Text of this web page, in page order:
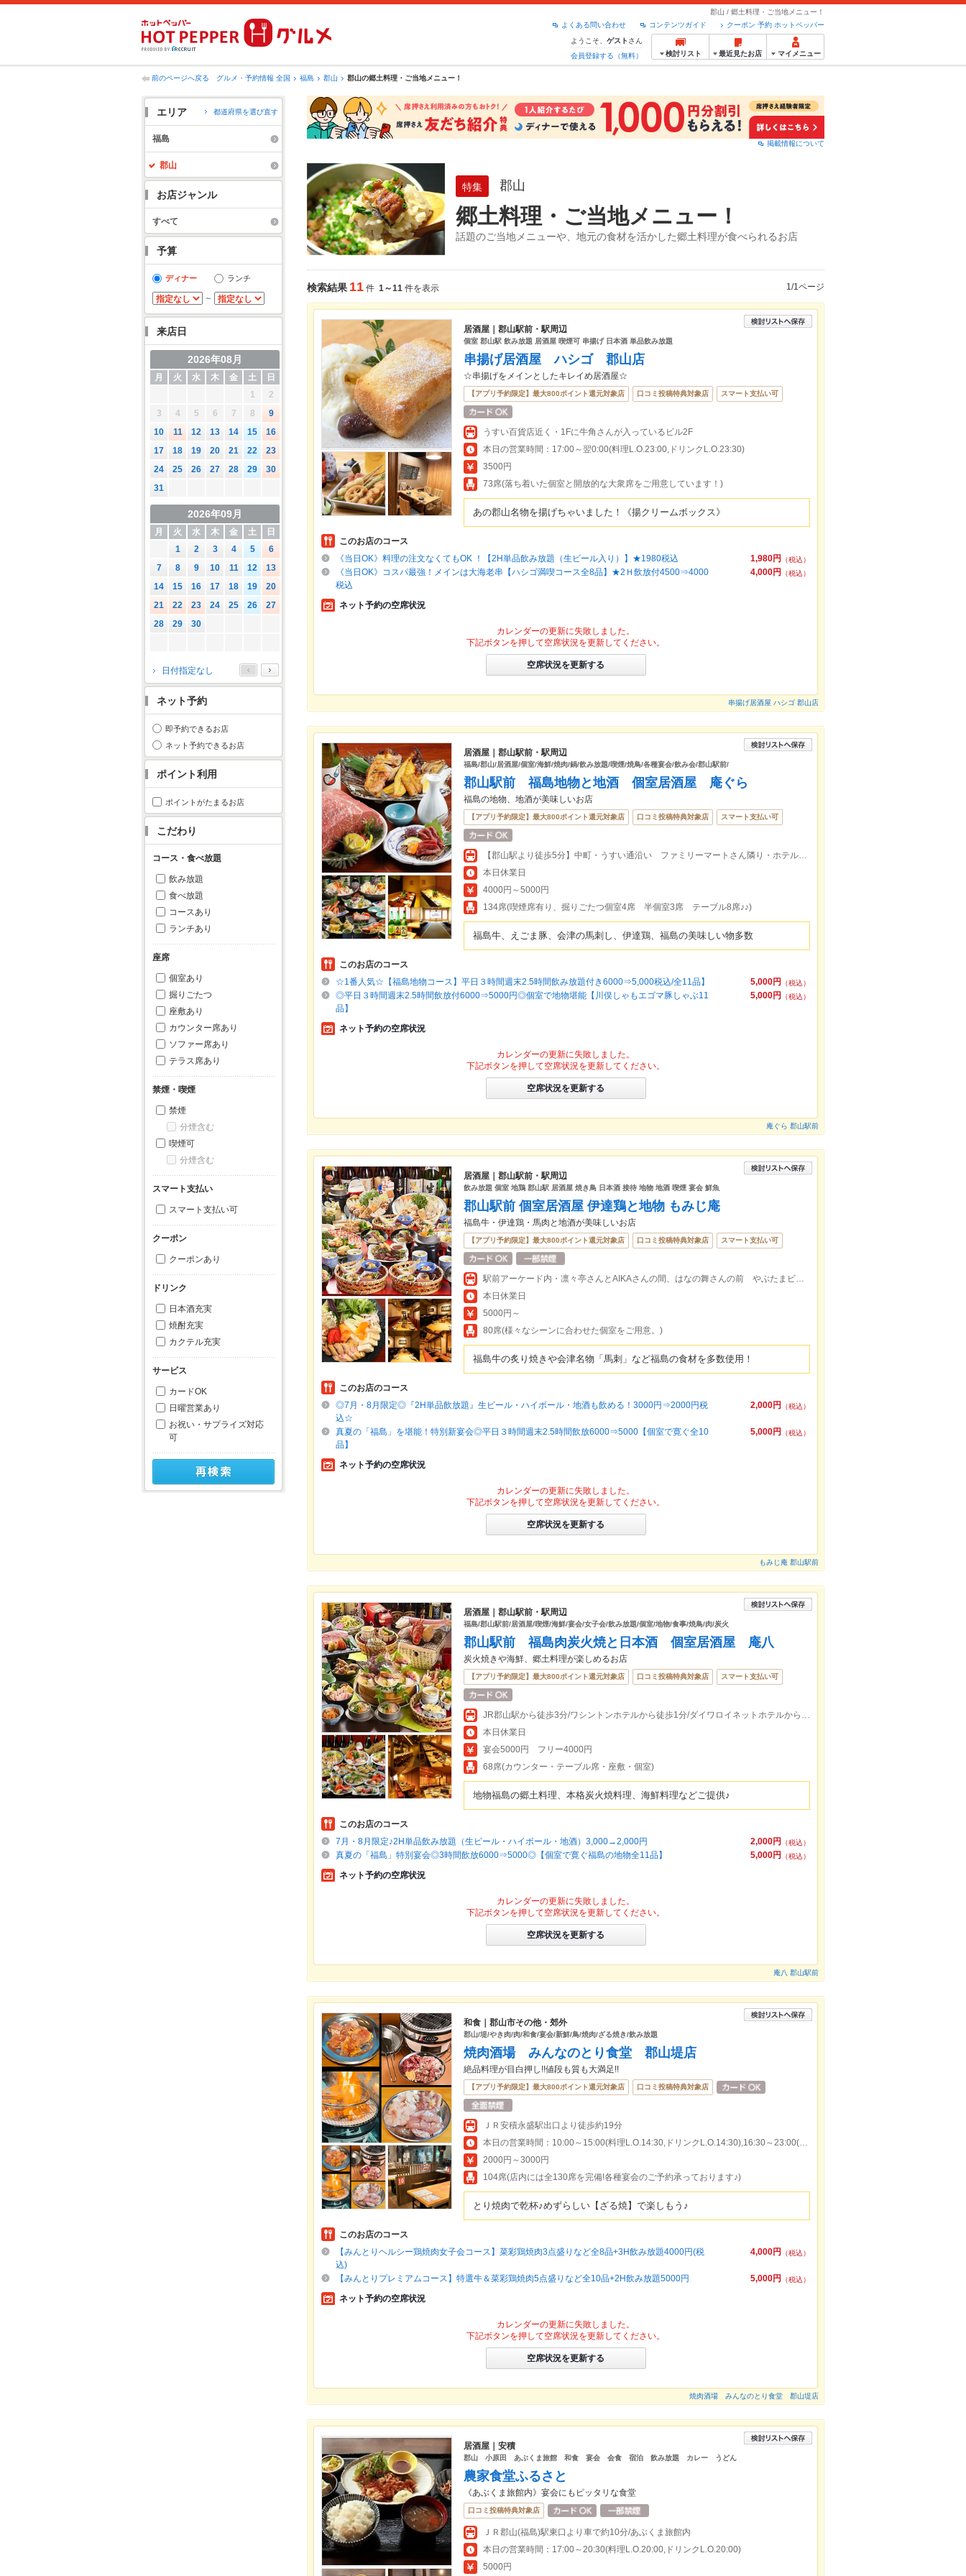
郡山 / 郷土料理・ご当地メニュー！
クーポン 予約 ホットペッパー
コンテンツガイド
よくある問い合わせ
ようこそ、 ゲスト さん
会員登録する（無料）
検討リスト 最近見たお店 マイメニュー
前のページへ戻る グルメ・予約情報 全国 福島 郡山 郡山の郷土料理・ご当地メニュー！
エリア 都道府県を選び直す
福島
郡山
お店ジャンル
すべて
予算
ディナー ランチ
～
来店日
2026年08月
月 火 水 木 金 土
日
1
2
3
4 5 6 7 8
9
10
11 12 13 14 15
16
17
18 19 20 21 22
23
24
25 26 27 28 29
30
31
2026年09月
月 火 水 木 金 土
日
1
2 3 4 5
6
7
8 9 10 11 12
13
14
15 16 17 18 19
20
21
22 23 24 25 26
27
28
29 30
2026年10月
月 火 水 木 金 土
日
5
12
14 15 16
19
20 21 22 23 24
25
26
27 28 29
日付指定なし
ネット予約
即予約できるお店
ネット予約できるお店
ポイント利用
ポイントがたまるお店
こだわり
コース・食べ放題
飲み放題
食べ放題
コースあり
ランチあり
座席
個室あり
掘りごたつ
座敷あり
カウンター席あり
ソファー席あり
テラス席あり
禁煙・喫煙
禁煙
分煙含む
喫煙可
分煙含む
スマート支払い
スマート支払い可
クーポン
クーポンあり
ドリンク
日本酒充実
焼酎充実
カクテル充実
サービス
カードOK
日曜営業あり
お祝い・サプライズ対応
可
掲載情報について
特集 郡山
郷土料理・ご当地メニュー！
話題のご当地メニューや、地元の食材を活かした郷土料理が食べられるお店
検索結果 11 件 1～11 件を表示 1/1ページ
居酒屋｜郡山駅前・駅周辺
個室 郡山駅 飲み放題 居酒屋 喫煙可 串揚げ 日本酒 単品飲み放題
串揚げ居酒屋 ハシゴ 郡山店
☆串揚げをメインとしたキレイめ居酒屋☆
【アプリ予約限定】最大800ポイント還元対象店 口コミ投稿特典対象店 スマート支払い可
うすい百貨店近く・1Fに牛角さんが入っているビル2F
本日の営業時間：17:00～翌0:00(料理L.O.23:00,ドリンクL.O.23:30)
3500円
73席(落ち着いた個室と開放的な大衆席をご用意しています！)
あの郡山名物を揚げちゃいました！《揚クリームボックス》
このお店のコース
1,980円
（税込）
《当日OK》料理の注文なくてもOK ！【2H単品飲み放題（生ビール入り）】★1980税込
4,000円
（税込）
《当日OK》コスパ最強！メインは大海老串【ハシゴ満喫コース全8品】★2Ｈ飲放付4500⇒4000
税込
ネット予約の空席状況
カレンダーの更新に失敗しました。
下記ボタンを押して空席状況を更新してください。
空席状況を更新する
串揚げ居酒屋 ハシゴ 郡山店
居酒屋｜郡山駅前・駅周辺
福島/郡山/居酒屋/個室/海鮮/焼肉/鍋/飲み放題/喫煙/焼鳥/各種宴会/飲み会/郡山駅前/
郡山駅前 福島地物と地酒 個室居酒屋 庵ぐら
福島の地物、地酒が美味しいお店
【アプリ予約限定】最大800ポイント還元対象店 口コミ投稿特典対象店 スマート支払い可
【郡山駅より徒歩5分】中町・うすい通沿い ファミリーマートさん隣り・ホテルグローバルビュー郡山さんから徒歩１分
本日休業日
4000円～5000円
134席(喫煙席有り、掘りごたつ個室4席 半個室3席 テーブル8席♪♪)
福島牛、えごま豚、会津の馬刺し、伊達鶏、福島の美味しい物多数
このお店のコース
5,000円
（税込）
☆1番人気☆【福島地物コース】平日３時間週末2.5時間飲み放題付き6000⇒5,000税込/全11品】
5,000円
（税込）
◎平日３時間週末2.5時間飲放付6000⇒5000円◎個室で地物堪能【川俣しゃもエゴマ豚しゃぶ11
品】
ネット予約の空席状況
カレンダーの更新に失敗しました。
下記ボタンを押して空席状況を更新してください。
空席状況を更新する
庵ぐら 郡山駅前
居酒屋｜郡山駅前・駅周辺
飲み放題 個室 地鶏 郡山駅 居酒屋 焼き鳥 日本酒 接待 地物 地酒 喫煙 宴会 鮮魚
郡山駅前 個室居酒屋 伊達鶏と地物 もみじ庵
福島牛・伊達鶏・馬肉と地酒が美味しいお店
【アプリ予約限定】最大800ポイント還元対象店 口コミ投稿特典対象店 スマート支払い可
駅前アーケード内・凛々亭さんとAIKAさんの間、はなの舞さんの前 やぶたまビル1階
本日休業日
5000円～
80席(様々なシーンに合わせた個室をご用意。)
福島牛の炙り焼きや会津名物「馬刺」など福島の食材を多数使用！
このお店のコース
2,000円
（税込）
◎7月・8月限定◎『2H単品飲放題』生ビール・ハイボール・地酒も飲める！3000円⇒2000円税
込☆
5,000円
（税込）
真夏の「福島」を堪能！特別新宴会◎平日３時間週末2.5時間飲放6000⇒5000【個室で寛ぐ全10
品】
ネット予約の空席状況
カレンダーの更新に失敗しました。
下記ボタンを押して空席状況を更新してください。
空席状況を更新する
もみじ庵 郡山駅前
居酒屋｜郡山駅前・駅周辺
福島/郡山駅前/居酒屋/喫煙/海鮮/宴会/女子会/飲み放題/個室/地物/食事/焼鳥/肉/炭火
郡山駅前 福島肉炭火焼と日本酒 個室居酒屋 庵八
炭火焼きや海鮮、郷土料理が楽しめるお店
【アプリ予約限定】最大800ポイント還元対象店 口コミ投稿特典対象店 スマート支払い可
JR郡山駅から徒歩3分/ワシントンホテルから徒歩1分/ダイワロイネットホテルから徒歩3分 店舗0249835788携帯09028891388
本日休業日
宴会5000円 フリー4000円
68席(カウンター・テーブル席・座敷・個室)
地物福島の郷土料理、本格炭火焼料理、海鮮料理などご提供♪
このお店のコース
2,000円
（税込）
7月・8月限定♪2H単品飲み放題（生ビール・ハイボール・地酒）3,000→2,000円
5,000円
（税込）
真夏の「福島」特別宴会◎3時間飲放6000⇒5000◎【個室で寛ぐ福島の地物全11品】
ネット予約の空席状況
カレンダーの更新に失敗しました。
下記ボタンを押して空席状況を更新してください。
空席状況を更新する
庵八 郡山駅前
和食｜郡山市その他・郊外
郡山/堤/やき肉/肉/和食/宴会/新鮮/鳥/焼肉/ざる焼き/飲み放題
焼肉酒場 みんなのとり食堂 郡山堤店
絶品料理が目白押し!!値段も質も大満足!!
【アプリ予約限定】最大800ポイント還元対象店 口コミ投稿特典対象店
ＪＲ安積永盛駅出口より徒歩約19分
本日の営業時間：10:00～15:00(料理L.O.14:30,ドリンクL.O.14:30),16:30～23:00(料理L.O.22:30,ドリンクL.O.22:30)
2000円～3000円
104席(店内には全130席を完備!各種宴会のご予約承っております♪)
とり焼肉で乾杯♪めずらしい【ざる焼】で楽しもう♪
このお店のコース
4,000円
（税込）
【みんとりヘルシー鶏焼肉女子会コース】菜彩鶏焼肉3点盛りなど全8品+3H飲み放題4000円(税
込)
5,000円
（税込）
【みんとりプレミアムコース】特選牛＆菜彩鶏焼肉5点盛りなど全10品+2H飲み放題5000円
ネット予約の空席状況
カレンダーの更新に失敗しました。
下記ボタンを押して空席状況を更新してください。
空席状況を更新する
焼肉酒場 みんなのとり食堂 郡山堤店
居酒屋｜安積
郡山 小原田 あぶくま旅館 和食 宴会 会食 宿泊 飲み放題 カレー うどん
農家食堂ふるさと
《あぶくま旅館内》宴会にもピッタリな食堂
口コミ投稿特典対象店
ＪＲ郡山(福島)駅東口より車で約10分/あぶくま旅館内
本日の営業時間：17:00～20:30(料理L.O.20:00,ドリンクL.O.20:00)
5000円